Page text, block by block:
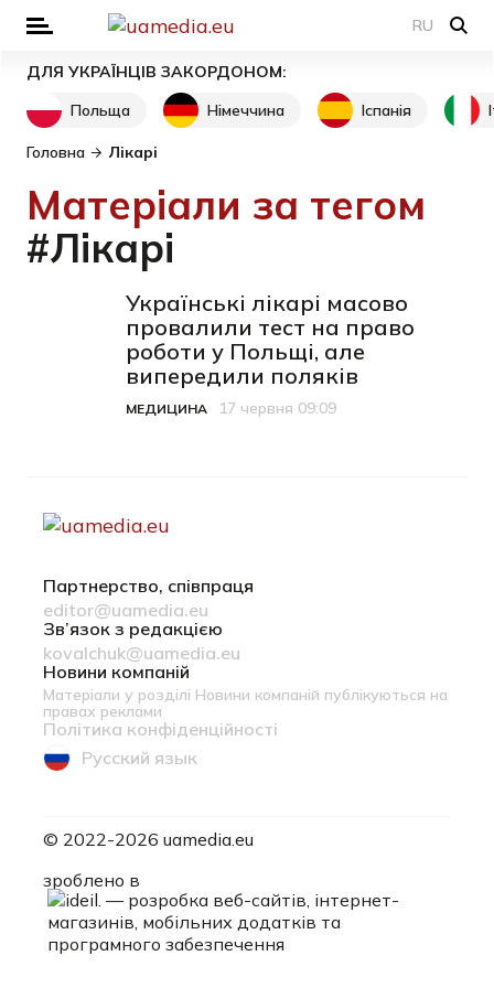
RU
ДЛЯ УКРАЇНЦІВ ЗАКОРДОНОМ:
Польща
Німеччина Іспанія
Головна Лікарі
Матеріали за тегом
#Лікарі
Українські лікарі масово
провалили тест на право
роботи у Польщі, але
випередили поляків
Категорія
МЕДИЦИНА
Дата публікації
17 червня 09:09
Партнерство, співпраця
editor@uamedia.eu
Зв’язок з редакцією
kovalchuk@uamedia.eu
Новини компаній
Матеріали у розділі Новини компаній публікуються на
правах реклами
Політика конфіденційності
Русский язык
© 2022-2026 uamedia.eu
зроблено в